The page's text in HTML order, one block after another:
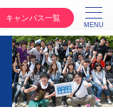
キャンパス一覧